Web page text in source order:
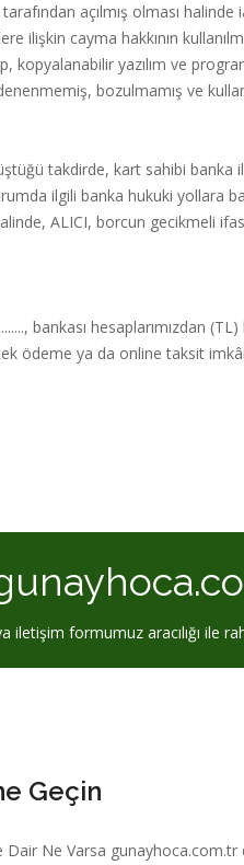
açılmış olması
ilişkin cayma hakkının
yazılım ve
bozulmamış ve
takdirde, kart sahibi banka
ilgili banka hukuki yollara
ALICI, borcun gecikmeli
bankası hesaplarımızdan
ödeme ya da online taksit
formumuz aracılığı ile
Geçin
Dair Ne Varsa gunayhoca.com.tr